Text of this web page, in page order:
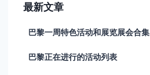
最新文章
巴黎一周特色活动和展览展会合集
巴黎正在进行的活动列表